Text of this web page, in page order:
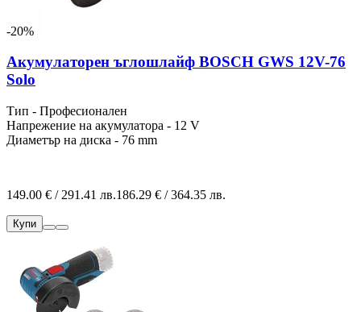
-20%
Акумулаторен ъглошлайф BOSCH GWS 12V-76
Solo
Тип - Професионален
Напрежение на акумулатора - 12 V
Диаметър на диска - 76 mm
149.00 € / 291.41 лв.186.29 € / 364.35 лв.
Купи